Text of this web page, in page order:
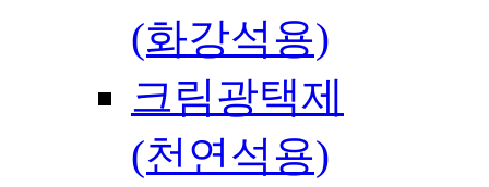
(화강석용)
크림광택제
(천연석용)